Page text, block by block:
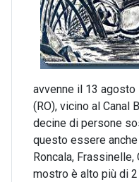
avvenne il 13
(RO), vicino al Canal
decine di persone
questo essere
Roncala, Frassinelle,
mostro è alto più di